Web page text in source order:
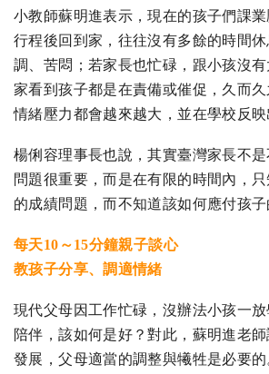
小教師蘇明進表示，現在的孩子們課
行程後回到家，往往沒有多餘的時間
調、苦悶；若家長也忙碌，跟小孩沒
家看到孩子都是在責備或催促，久而
情緒壓力都會越來越大，並在學校反映
楊俐容理事長也說，其實臺灣家長不
問題很重要，而是在有限的時間內，
的成績問題，而不知道該如何應付孩子
每天10～15分鐘親子談心
教孩子分享、調適情緒
現代父母因工作忙碌，沒辦法小孩一
陪伴，該如何是好？對此，蘇明進老
發展，父母適當的調整與犧牲是必要